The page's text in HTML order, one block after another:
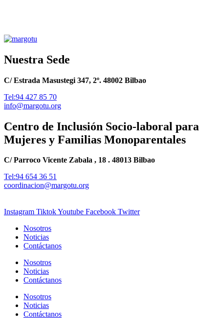
Nuestra Sede
C/ Estrada Masustegi 347, 2º. 48002 Bilbao
Tel:94 427 85 70
info@margotu.org
Centro de Inclusión Socio-laboral para
Mujeres y Familias Monoparentales
C/ Parroco Vicente Zabala , 18 . 48013 Bilbao
Tel:94 654 36 51
coordinacion@margotu.org
Instagram TiktokYoutube Facebook Twitter
Nosotros
Noticias
Contáctanos
Nosotros
Noticias
Contáctanos
Nosotros
Noticias
Contáctanos